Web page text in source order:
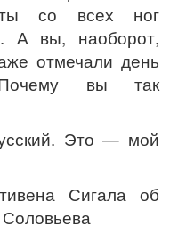
со всех ног
А вы, наоборот,
отмечали день
вы так
Это — мой
Сигала об